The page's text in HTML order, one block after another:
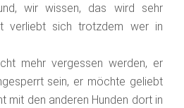
wir wissen, das wird sehr
verliebt sich trotzdem wer in
mehr vergessen werden, er
sein, er möchte geliebt
mit den anderen Hunden dort in